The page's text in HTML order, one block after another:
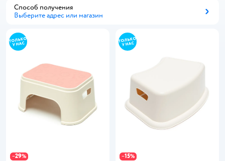
Способ получения
Выберите адрес или магазин
−29% −15%